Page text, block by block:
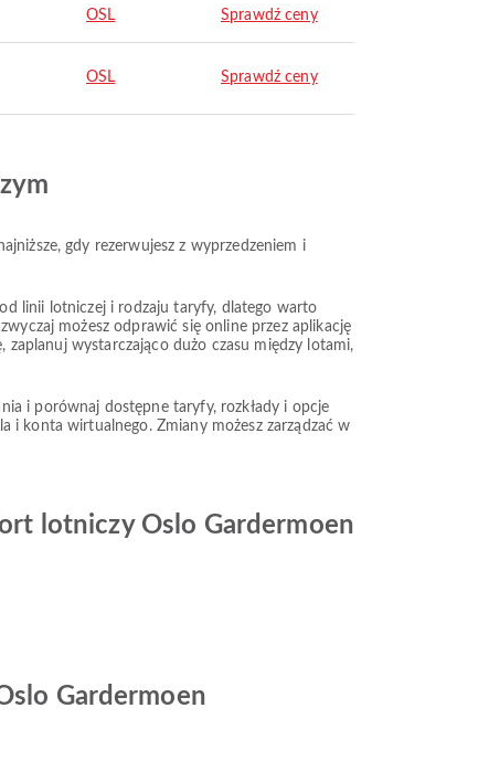
OSL Sprawdź ceny
OSL Sprawdź ceny
gdy rezerwujesz z wyprzedzeniem i
linii lotniczej i rodzaju taryfy, dlatego warto
możesz odprawić się online przez aplikację
wystarczająco dużo czasu między lotami,
i porównaj dostępne taryfy, rozkłady i opcje
i konta wirtualnego. Zmiany możesz zarządzać w
lotniczy Oslo Gardermoen
Gardermoen